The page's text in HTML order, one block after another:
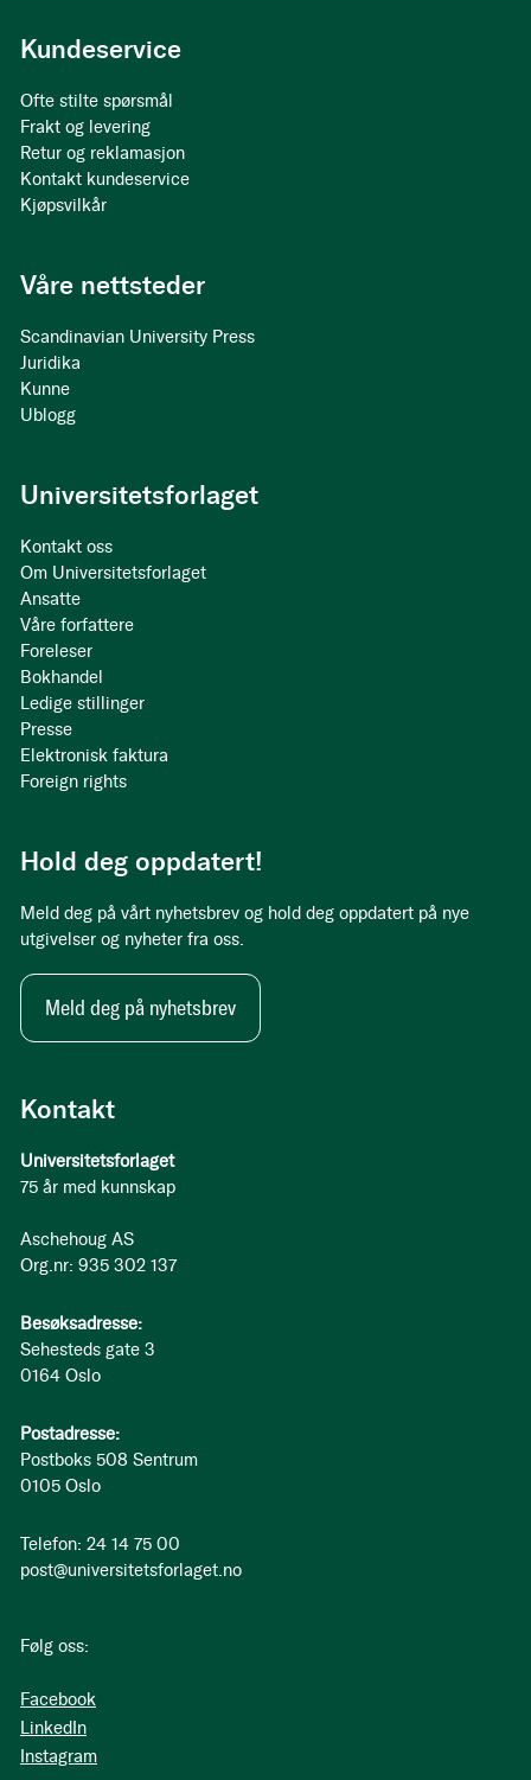
Kontakt
Universitetsforlaget
75 år med kunnskap
Aschehoug AS
Org.nr: 935 302 137
Besøksadresse:
Sehesteds gate 3
0164 Oslo
Postadresse:
Postboks 508 Sentrum
0105 Oslo
Telefon: 24 14 75 00
post@universitetsforlaget.no
Følg oss:
Facebook
LinkedIn
Instagram
Kundeservice
Ofte stilte spørsmål
Frakt og levering
Retur og reklamasjon
Kontakt kundeservice
Kjøpsvilkår
Våre nettsteder
Scandinavian University Press
Juridika
Kunne
Ublogg
Universitetsforlaget
Kontakt oss
Om Universitetsforlaget
Ansatte
Våre forfattere
Foreleser
Bokhandel
Ledige stillinger
Presse
Elektronisk faktura
Foreign rights
Hold deg oppdatert!
Meld deg på vårt nyhetsbrev og hold deg oppdatert på nye
utgivelser og nyheter fra oss.
Meld deg på nyhetsbrev